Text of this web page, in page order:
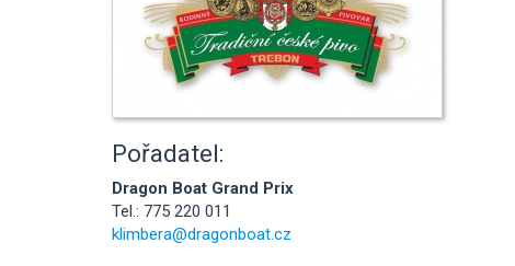
Pořadatel:
Dragon Boat Grand Prix
Tel.: 775 220 011
klimbera@dragonboat.cz